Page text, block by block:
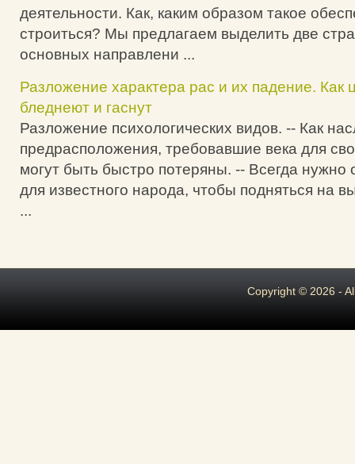
деятельности. Как, каким образом такое
строиться? Мы предлагаем выделить две
основных направлени ...
Разложение характера рас и их падение. Как
бледнеют и гаснут
Разложение психологических видов. -- Как
предрасположения, требовавшие века для
могут быть быстро потеряны. -- Всегда нужно
для известного народа, чтобы подняться на
...
Copyright © 2026 -